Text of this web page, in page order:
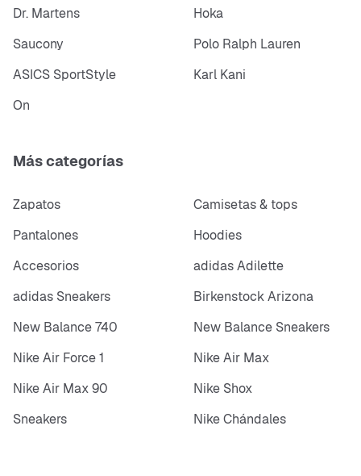
Dr. Martens
Hoka
Saucony
Polo Ralph Lauren
ASICS SportStyle
Karl Kani
On
Más categorías
Zapatos
Camisetas & tops
Pantalones
Hoodies
Accesorios
adidas Adilette
adidas Sneakers
Birkenstock Arizona
New Balance 740
New Balance Sneakers
Nike Air Force 1
Nike Air Max
Nike Air Max 90
Nike Shox
Sneakers
Nike Chándales